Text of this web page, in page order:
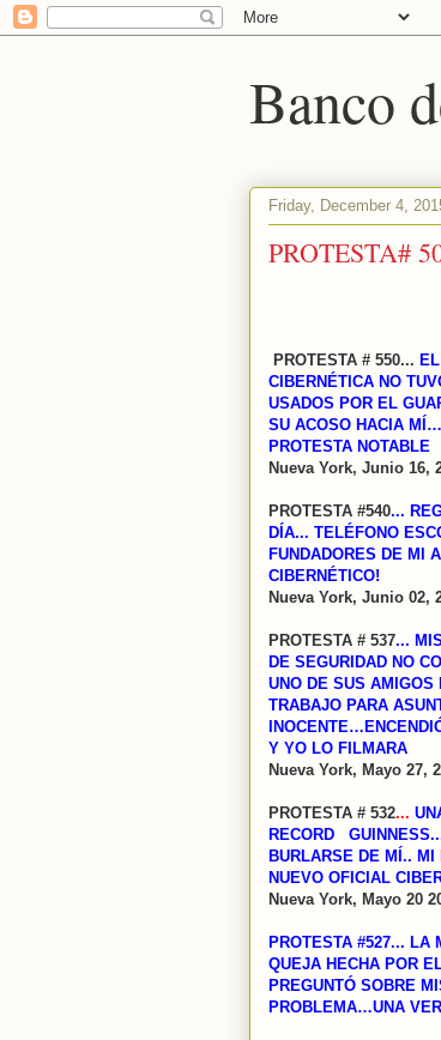
Banco
Friday, December 4,
PROTESTA#
PROTESTA # 550...
CIBERNÉTICA NO
USADOS POR EL
SU ACOSO HACIA
PROTESTA NOTABLE
Nueva York, Junio 16,
PROTESTA #540...
DÍA... TELÉFONO
FUNDADORES DE MI
CIBERNÉTICO!
Nueva York, Junio 02,
PROTESTA # 537...
DE SEGURIDAD NO
UNO DE SUS
TRABAJO PARA
Y YO LO FILMARA
Nueva York, Mayo 27,
PROTESTA # 532...
RECORD
BURLARSE DE MÍ..
NUEVO OFICIAL
Nueva York, Mayo 20
PROTESTA #527... LA
QUEJA HECHA POR
PREGUNTÓ SOBRE
PROBLEMA…UNA